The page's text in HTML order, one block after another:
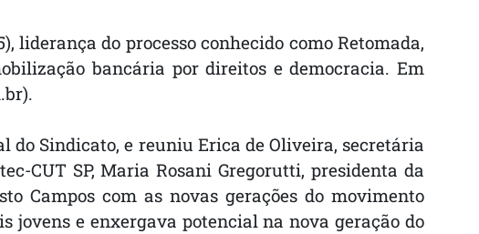
liderança do processo conhecido como Retomada,
bancária por direitos e democracia. Em
Sindicato, e reuniu Erica de Oliveira, secretária
CUT SP, Maria Rosani Gregorutti, presidenta da
Campos com as novas gerações do movimento
e enxergava potencial na nova geração do